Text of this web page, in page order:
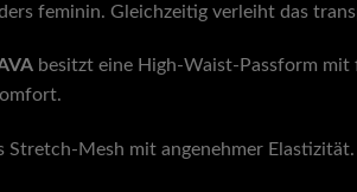
feminin. Gleichzeitig verleiht das
besitzt eine High-Waist-Passform
Stretch-Mesh mit angenehmer